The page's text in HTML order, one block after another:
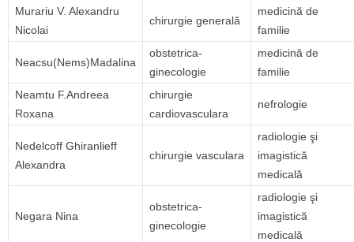
Murariu V. Alexandru
Nicolai
chirurgie generală
medicină de
familie
Neacsu(Nems)Madalina
obstetrica-
ginecologie
medicină de
familie
Neamtu F.Andreea
Roxana
chirurgie
cardiovasculara
nefrologie
Nedelcoff Ghiranlieff
Alexandra
chirurgie vasculara
radiologie şi
imagistică
medicală
Negara Nina
obstetrica-
ginecologie
radiologie şi
imagistică
medicală